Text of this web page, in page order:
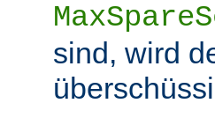
sind, wird